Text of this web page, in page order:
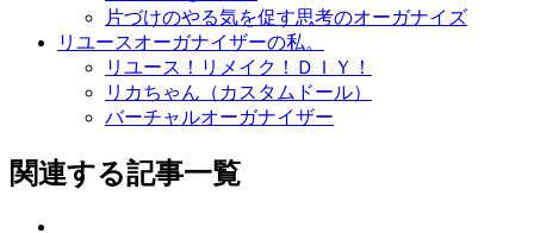
片づけのやる気を促す思考のオーガナイズ
リユースオーガナイザーの私。
リユース！リメイク！ＤＩＹ！
リカちゃん（カスタムドール）
バーチャルオーガナイザー
関連する記事一覧